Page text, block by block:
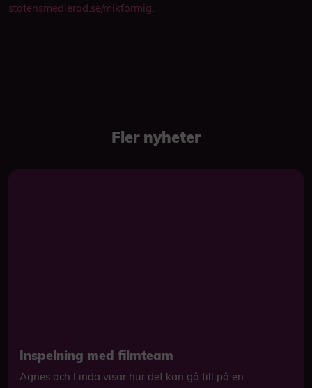
statensmedierad.se/mikformig.
Fler nyheter
Inspelning med filmteam
Agnes och Linda visar hur det kan gå till på en